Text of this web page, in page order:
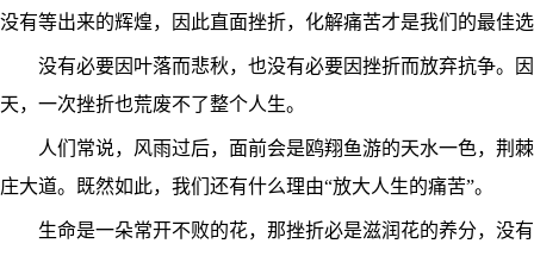
没有等出来的辉煌，因此直面挫折，化解痛苦才是我们的最佳
没有必要因叶落而悲秋，也没有必要因挫折而放弃抗争。因
天，一次挫折也荒废不了整个人生。
人们常说，风雨过后，面前会是鸥翔鱼游的天水一色，荆棘
庄大道。既然如此，我们还有什么理由“放大人生的痛苦”。
生命是一朵常开不败的花，那挫折必是滋润花的养分，没有